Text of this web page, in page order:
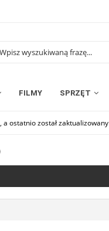
FILMY SPRZĘT
ostatnio został zaktualizowany